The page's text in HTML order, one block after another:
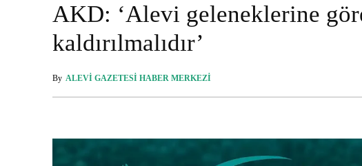
AKD: ‘Alevi geleneklerine
kaldırılmalıdır’
By ALEVI GAZETESI HABER MERKEZI